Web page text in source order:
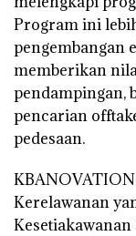
Program ini
pengembangan
memberikan
pendampingan,
pencarian
pedesaan.
Kerelawanan